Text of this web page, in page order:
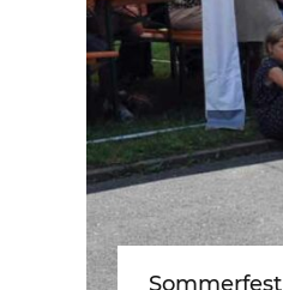
Sommerfest